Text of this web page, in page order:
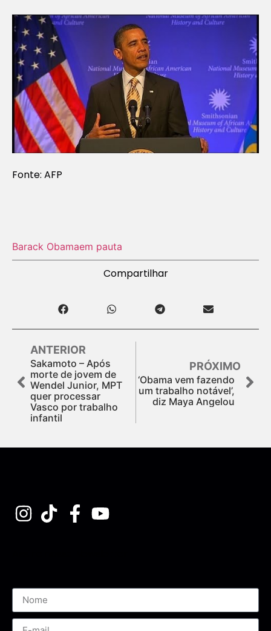
Fonte: AFP
Barack Obamaem pauta
Compartilhar
ANTERIOR
Sakamoto – Após
morte de jovem de
Wendel Junior, MPT
quer processar
Vasco por trabalho
infantil
PRÓXIMO
‘Obama vem fazendo
um trabalho notável’,
diz Maya Angelou